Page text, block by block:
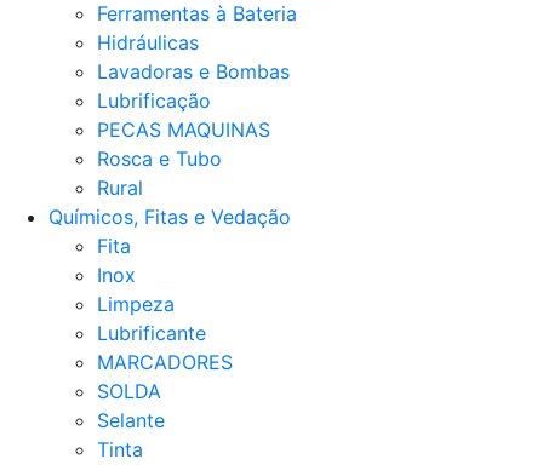
Ferramentas à Bateria
Hidráulicas
Lavadoras e Bombas
Lubrificação
PECAS MAQUINAS
Rosca e Tubo
Rural
Químicos, Fitas e Vedação
Fita
Inox
Limpeza
Lubrificante
MARCADORES
SOLDA
Selante
Tinta